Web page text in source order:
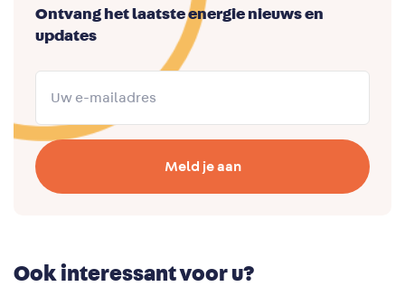
Ontvang het laatste energie nieuws en
updates
Meld je aan
Ook interessant voor u?